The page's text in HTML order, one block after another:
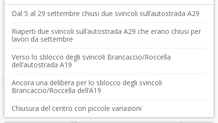
Dal 5 al 29 settembre chiusi due svincoli sull’autostrada A29
Riaperti due svincoli sull’autostrada A29 che erano chiusi per
lavori da settembre
Verso lo sblocco degli svincoli Brancaccio/Roccella
dell’autostrada A19
Ancora una delibera per lo sblocco degli svincoli
Brancaccio/Roccella dell’A19
Chiusura del centro con piccole variazioni